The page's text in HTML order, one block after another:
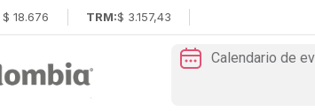
$ 18.676 TRM:$ 3.157,43
Calendario de